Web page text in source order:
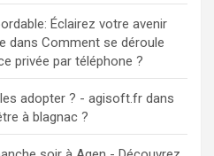
Éclairez votre avenir
dans Comment se déroule
privée par téléphone ?
adopter ? - agisoft.fr dans
à blagnac ?